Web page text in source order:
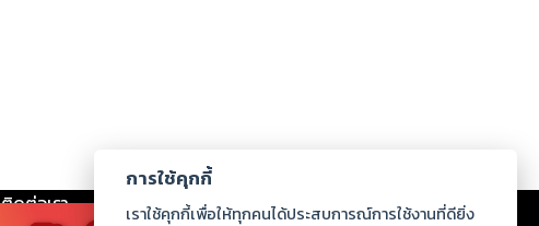
ติดต่อเรา ร่วมงานกับเรา ดาวน์โหลด
การใช้คุกกี้
เราใช้คุกกี้เพื่อให้ทุกคนได้ประสบการณ์การใช้งานที่ดียิ่ง